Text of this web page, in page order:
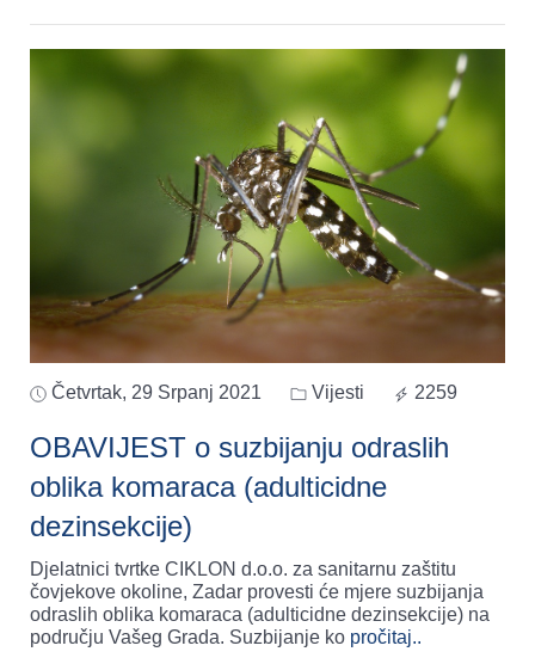
Četvrtak, 29 Srpanj 2021 Vijesti 2259
OBAVIJEST o suzbijanju odraslih
oblika komaraca (adulticidne
dezinsekcije)
Djelatnici tvrtke CIKLON d.o.o. za sanitarnu zaštitu
čovjekove okoline, Zadar provesti će mjere suzbijanja
odraslih oblika komaraca (adulticidne dezinsekcije) na
području Vašeg Grada. Suzbijanje ko pročitaj..